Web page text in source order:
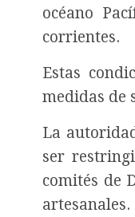
océano
corrientes.
Estas
medidas de
La
ser
comités de
artesanales.